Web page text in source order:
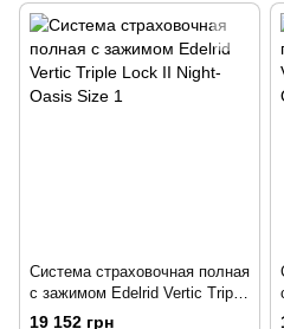
Система страховочная полная
с зажимом Edelrid Vertic Triple
Lock II Night-Oasis Size 1
19 152 грн